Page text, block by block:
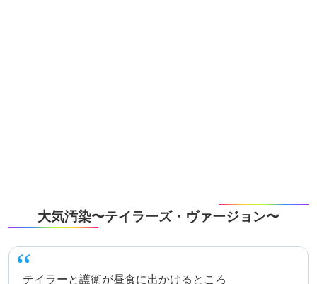
大気汚染〜テイラーズ・ヴァージョン〜
テイラーと護衛が昼食に出かけるところ